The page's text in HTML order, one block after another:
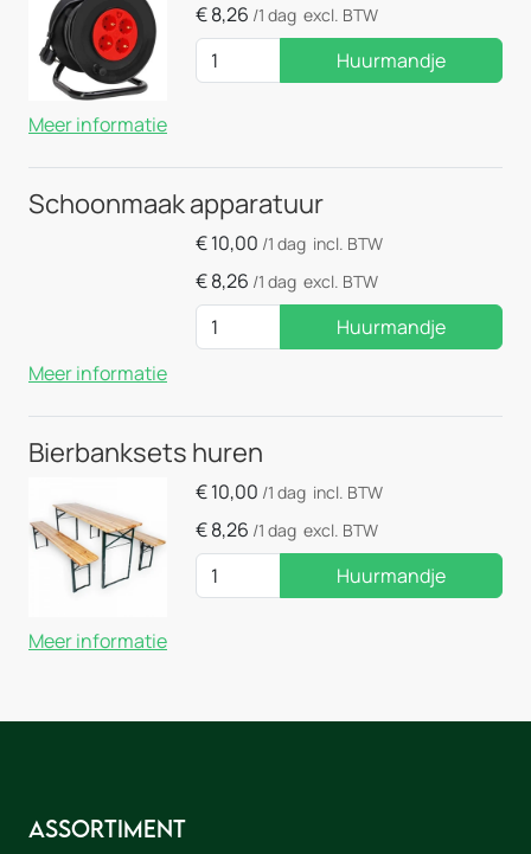
€8,26 /1 dag excl. BTW
Huurmandje
Meer informatie
Schoonmaak apparatuur
€10,00 /1 dag incl. BTW
€8,26 /1 dag excl. BTW
Huurmandje
Meer informatie
Bierbanksets huren
€10,00 /1 dag incl. BTW
€8,26 /1 dag excl. BTW
Huurmandje
Meer informatie
Assortiment